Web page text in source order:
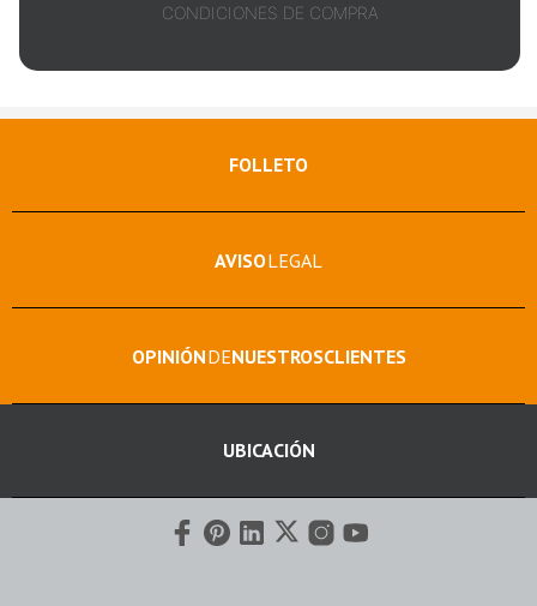
CONDICIONES DE COMPRA
FOLLETO
AVISOLEGAL
OPINIÓNDENUESTROSCLIENTES
UBICACIÓN